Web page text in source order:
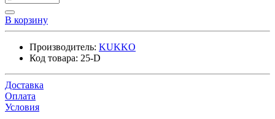
В корзину
Производитель: KUKKO
Код товара: 25-D
Доставка
Оплата
Условия